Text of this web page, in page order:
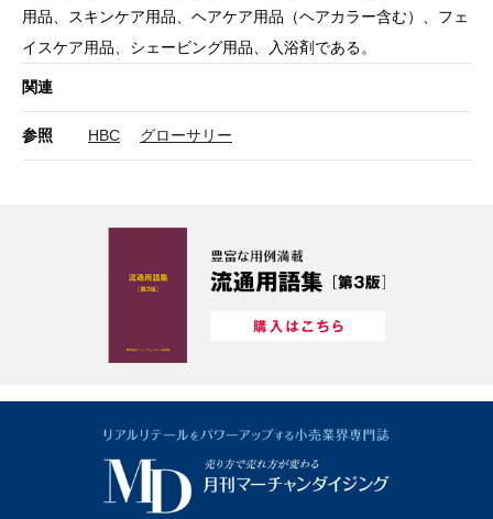
用品、スキンケア用品、ヘアケア用品（ヘアカラー含む）、フェ
イスケア用品、シェービング用品、入浴剤である。
関連
参照 HBC グローサリー